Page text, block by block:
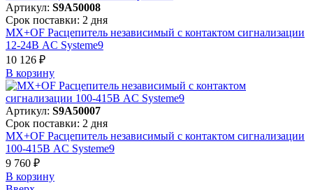
Артикул: S9A50008
Срок поставки: 2 дня
MX+OF Расцепитель независимый с контактом сигнализации
12-24В AC Systeme9
10 126 ₽
В корзинy
Артикул: S9A50007
Срок поставки: 2 дня
MX+OF Расцепитель независимый с контактом сигнализации
100-415В AC Systeme9
9 760 ₽
В корзинy